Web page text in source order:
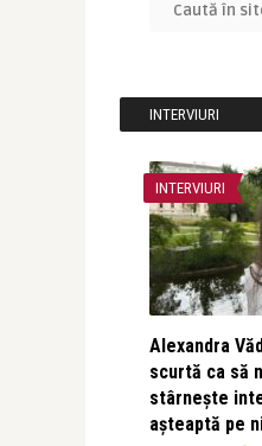
INTERVIURI
INTERVIURI
Alexandra
scurtă ca să
stârnește
așteaptă pe